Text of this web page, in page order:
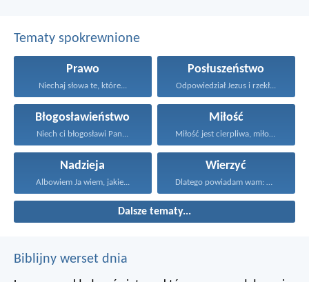
Tematy spokrewnione
Prawo
Niechaj słowa te, które...
Posłuszeństwo
Odpowiedział Jezus i rzekł...
Błogosławieństwo
Niech ci błogosławi Pan...
Miłość
Miłość jest cierpliwa, miłość...
Nadzieja
Albowiem Ja wiem, jakie...
Wierzyć
Dlatego powiadam wam: Wszystko...
Dalsze tematy...
Biblijny werset dnia